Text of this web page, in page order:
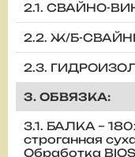
2.1. СВАЙНО-
2.2. Ж/Б-
2.3.
3. ОБВЯЗКА:
3.1. БАЛКА –
строганная
Обработка